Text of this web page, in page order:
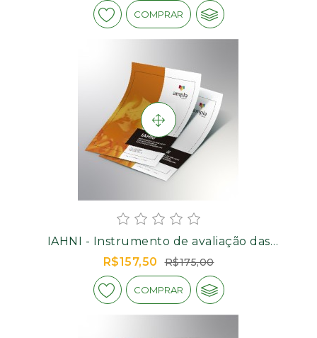
COMPRAR
IAHNI - Instrumento de avaliação das
habilidades de negociação interpessoal - Kit
Completo
R$157,50 R$175,00
COMPRAR